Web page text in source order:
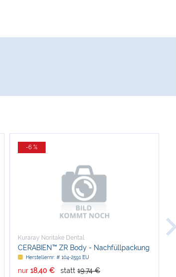
-6 %
Kuraray Noritake Dental
CERABIEN™ ZR Body - Nachfüllpackung
Herstellernr: # 104-2591 EU
nur 18,40 € statt 19,74 €